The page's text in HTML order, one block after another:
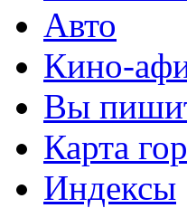
Авто
Кино-
Вы
Карта
Индексы